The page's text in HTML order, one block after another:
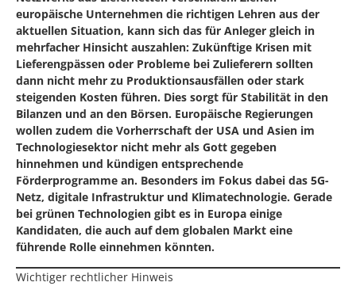
europäische Unternehmen die richtigen Lehren aus der
aktuellen Situation, kann sich das für Anleger gleich in
mehrfacher Hinsicht auszahlen: Zukünftige Krisen mit
Lieferengpässen oder Probleme bei Zulieferern sollten
dann nicht mehr zu Produktionsausfällen oder stark
steigenden Kosten führen. Dies sorgt für Stabilität in den
Bilanzen und an den Börsen. Europäische Regierungen
wollen zudem die Vorherrschaft der USA und Asien im
Technologiesektor nicht mehr als Gott gegeben
hinnehmen und kündigen entsprechende
Förderprogramme an. Besonders im Fokus dabei das 5G-
Netz, digitale Infrastruktur und Klimatechnologie. Gerade
bei grünen Technologien gibt es in Europa einige
Kandidaten, die auch auf dem globalen Markt eine
führende Rolle einnehmen könnten.
Wichtiger rechtlicher Hinweis